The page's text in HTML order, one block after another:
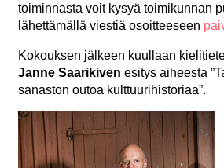
toiminnasta voit kysyä toimikunnan
lähettämällä viestiä osoitteeseen
Kokouksen jälkeen kuullaan
Janne Saarikiven esitys aiheesta
sanaston outoa kulttuurihistoriaa”.